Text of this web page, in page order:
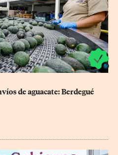
de aguacate: Berdegué